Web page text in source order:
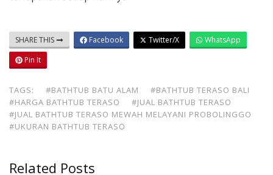
SHARE THIS Facebook Twitter/X
WhatsApp
Pin It
TAGS: #BATHTUB BATU ALAM
#BATHTUB TERASO BALI
#HARGA BATHTUB TERASO
#JUAL BATHTUB TERASO
#JUAL BATHTUB TERASO MEWAH MELAYANI PROBOLINGGO
#UKURAN BATHTUB TERASO
Related Posts